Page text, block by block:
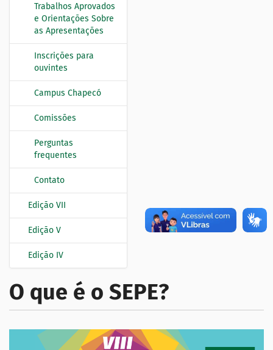
Trabalhos Aprovados
e Orientações Sobre
as Apresentações
Inscrições para
ouvintes
Campus Chapecó
Comissões
Perguntas
frequentes
Contato
Edição VII
Edição V
Edição IV
O que é o SEPE?